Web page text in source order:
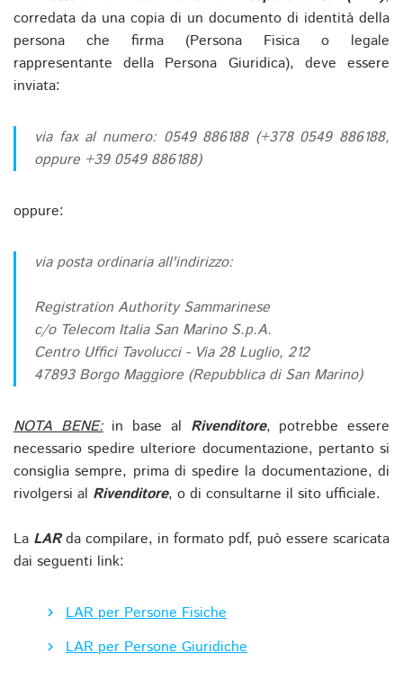
corredata da una copia di un documento di identità della
persona che firma (Persona Fisica o legale
rappresentante della Persona Giuridica), deve essere
inviata:
via fax al numero: 0549 886188 (+378 0549 886188,
oppure +39 0549 886188)
oppure:
via posta ordinaria all'indirizzo:
Registration Authority Sammarinese
c/o Telecom Italia San Marino S.p.A.
Centro Uffici Tavolucci - Via 28 Luglio, 212
47893 Borgo Maggiore (Repubblica di San Marino)
NOTA BENE:in base al Rivenditore, potrebbe essere
necessario spedire ulteriore documentazione, pertanto si
consiglia sempre, prima di spedire la documentazione, di
rivolgersi al Rivenditore, o di consultarne il sito ufficiale.
La LARda compilare, in formato pdf, può essere scaricata
dai seguenti link:
LAR per Persone Fisiche
LAR per Persone Giuridiche